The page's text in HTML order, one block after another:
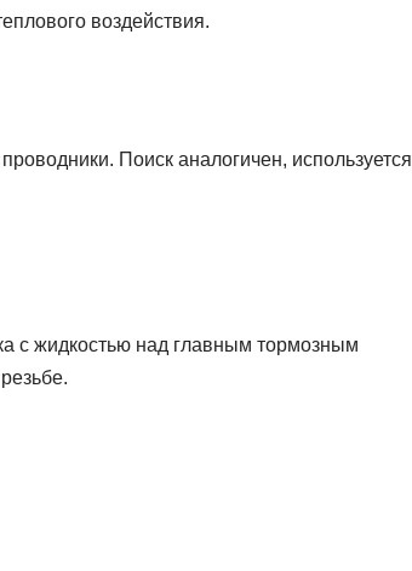
воздействия.
Поиск аналогичен, используется
с жидкостью над главным тормозным